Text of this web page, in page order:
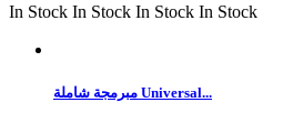
In Stock In Stock In Stock In Stock
مبرمجة شاملة Universal...